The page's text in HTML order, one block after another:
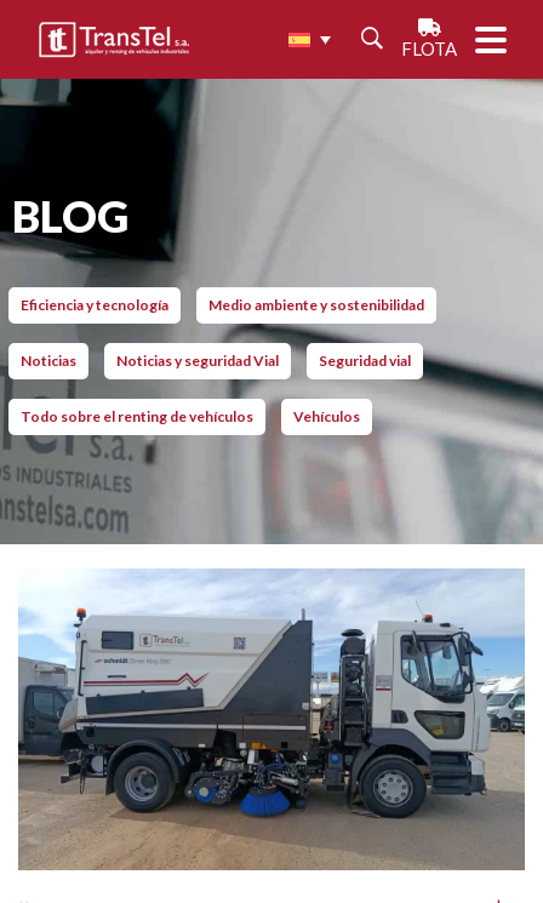
FLOTA
BLOG
Eficiencia y tecnología Medio ambiente y sostenibilidad
Noticias Noticias y seguridad Vial Seguridad vial
Todo sobre el renting de vehículos Vehículos